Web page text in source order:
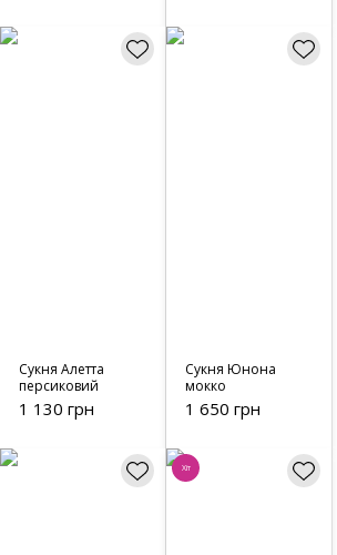
Сукня Алетта
персиковий
1 130 грн
Сукня Юнона
мокко
1 650 грн
Хіт